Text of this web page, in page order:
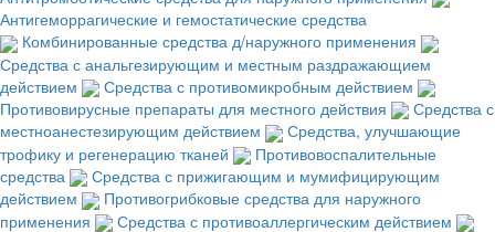
Антигеморрагические и гемостатические средства
Комбинированные средства д/наружного применения
Средства с анальгезирующим и местным раздражающием
действием
Средства с противомикробным действием
Противовирусные препараты для местного действия
Средства с
местноанестезирующим действием
Средства, улучшающие
трофику и регенерацию тканей
Противовоспалительные
средства
Средства с прижигающим и мумифицирующим
действием
Противогрибковые средства для наружного
применения
Средства с противоаллергическим действием